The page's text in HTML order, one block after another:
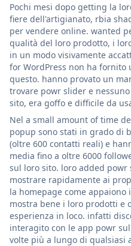
Pochi mesi dopo getting la
fiere dell'artigianato, rbia
per vendere online. wanted
qualità del loro prodotto, i
in un modo visivamente
for WordPress non ha fornito
questo. hanno provato un
trovare powr slider e
sito, era goffo e difficile da
Nel a small amount of time
popup sono stati in grado di
(oltre 600 contatti reali) e
media fino a oltre 6000
sul loro sito. loro added
mostrare rapidamente ai
la homepage come
mostra bene i loro prodotti e
esperienza in loco. infatti
interagito con le app powr
volte più a lungo di qualsiasi